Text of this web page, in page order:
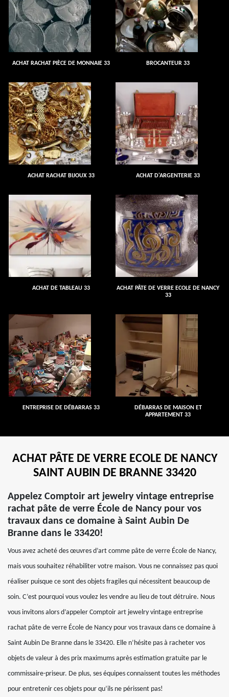
ACHAT RACHAT PIÈCE DE MONNAIE 33 BROCANTEUR 33
ACHAT RACHAT BIJOUX 33 ACHAT D'ARGENTERIE 33
ACHAT DE TABLEAU 33
ACHAT PÂTE DE VERRE ECOLE DE NANCY
33
ENTREPRISE DE DÉBARRAS 33
DÉBARRAS DE MAISON ET
APPARTEMENT 33
ACHAT PÂTE DE VERRE ECOLE DE NANCY
SAINT AUBIN DE BRANNE 33420
Appelez Comptoir art jewelry vintage entreprise
rachat pâte de verre École de Nancy pour vos
travaux dans ce domaine à Saint Aubin De
Branne dans le 33420!
Vous avez acheté des œuvres d’art comme pâte de verre École de Nancy,
mais vous souhaitez réhabiliter votre maison. Vous ne connaissez pas quoi
réaliser puisque ce sont des objets fragiles qui nécessitent beaucoup de
soin. C’est pourquoi vous voulez les vendre au lieu de tout détruire. Nous
vous invitons alors d’appeler Comptoir art jewelry vintage entreprise
rachat pâte de verre École de Nancy pour vos travaux dans ce domaine à
Saint Aubin De Branne dans le 33420. Elle n’hésite pas à racheter vos
objets de valeur à des prix maximums après estimation gratuite par le
commissaire-priseur. De plus, ses équipes connaissent toutes les méthodes
pour entretenir ces objets pour qu’ils ne périssent pas!